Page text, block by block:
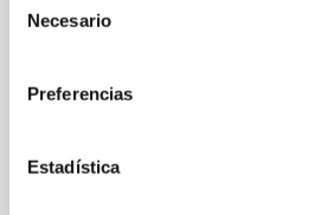
Necesario
Preferencias
Estadística